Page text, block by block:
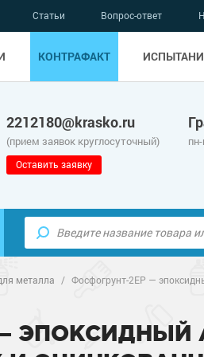
Статьи Вопрос-ответ
КОНТРАФАКТ
2212180@krasko.ru
(прием заявок круглосуточный)
Оставить заявку
Полиуретановые полы
Водно-эпоксидные наливные
Эпоксидные полы
Грунт-эмали по металлу
металла / Фосфогрунт-2EP —